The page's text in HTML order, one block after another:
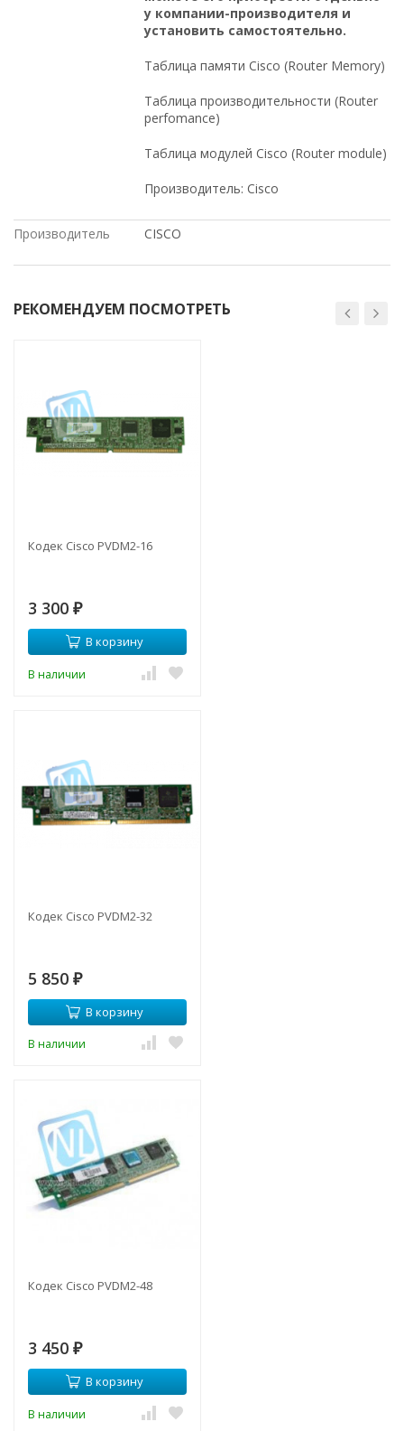
у компании-производителя и
установить самостоятельно.
Таблица памяти Cisco (Router Memory)
Таблица производительности (Router
perfomance)
Таблица модулей Cisco (Router module)
Производитель: Cisco
Производитель CISCO
РЕКОМЕНДУЕМ ПОСМОТРЕТЬ
Кодек Cisco PVDM2-16
3 300 ₽
В корзину
В наличии
Кодек Cisco PVDM2-32
5 850 ₽
В корзину
В наличии
Кодек Cisco PVDM2-48
3 450 ₽
В корзину
В наличии